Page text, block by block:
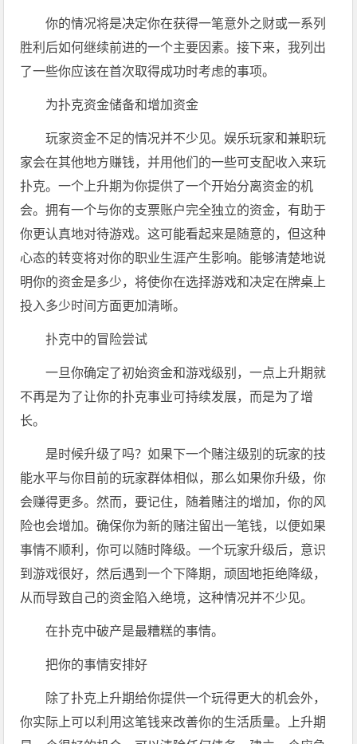
你的情况将是决定你在获得一笔意外之财或一系列
胜利后如何继续前进的一个主要因素。接下来，我列出
了一些你应该在首次取得成功时考虑的事项。
为扑克资金储备和增加资金
玩家资金不足的情况并不少见。娱乐玩家和兼职玩
家会在其他地方赚钱，并用他们的一些可支配收入来玩
扑克。一个上升期为你提供了一个开始分离资金的机
会。拥有一个与你的支票账户完全独立的资金，有助于
你更认真地对待游戏。这可能看起来是随意的，但这种
心态的转变将对你的职业生涯产生影响。能够清楚地说
明你的资金是多少，将使你在选择游戏和决定在牌桌上
投入多少时间方面更加清晰。
扑克中的冒险尝试
一旦你确定了初始资金和游戏级别，一点上升期就
不再是为了让你的扑克事业可持续发展，而是为了增
长。
是时候升级了吗？如果下一个赌注级别的玩家的技
能水平与你目前的玩家群体相似，那么如果你升级，你
会赚得更多。然而，要记住，随着赌注的增加，你的风
险也会增加。确保你为新的赌注留出一笔钱，以便如果
事情不顺利，你可以随时降级。一个玩家升级后，意识
到游戏很好，然后遇到一个下降期，顽固地拒绝降级，
从而导致自己的资金陷入绝境，这种情况并不少见。
在扑克中破产是最糟糕的事情。
把你的事情安排好
除了扑克上升期给你提供一个玩得更大的机会外，
你实际上可以利用这笔钱来改善你的生活质量。上升期